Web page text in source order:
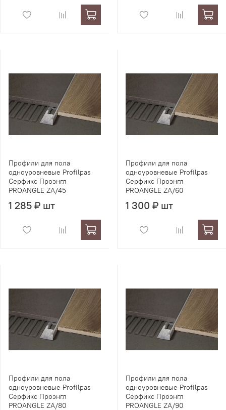
Профили для пола
одноуровневые Profilpas
Серфикс Проэнгл
PROANGLE ZA/45
1 285 ₽ шт
Профили для пола
одноуровневые Profilpas
Серфикс Проэнгл
PROANGLE ZA/60
1 300 ₽ шт
Профили для пола
одноуровневые Profilpas
Серфикс Проэнгл
PROANGLE ZA/80
Профили для пола
одноуровневые Profilpas
Серфикс Проэнгл
PROANGLE ZA/90